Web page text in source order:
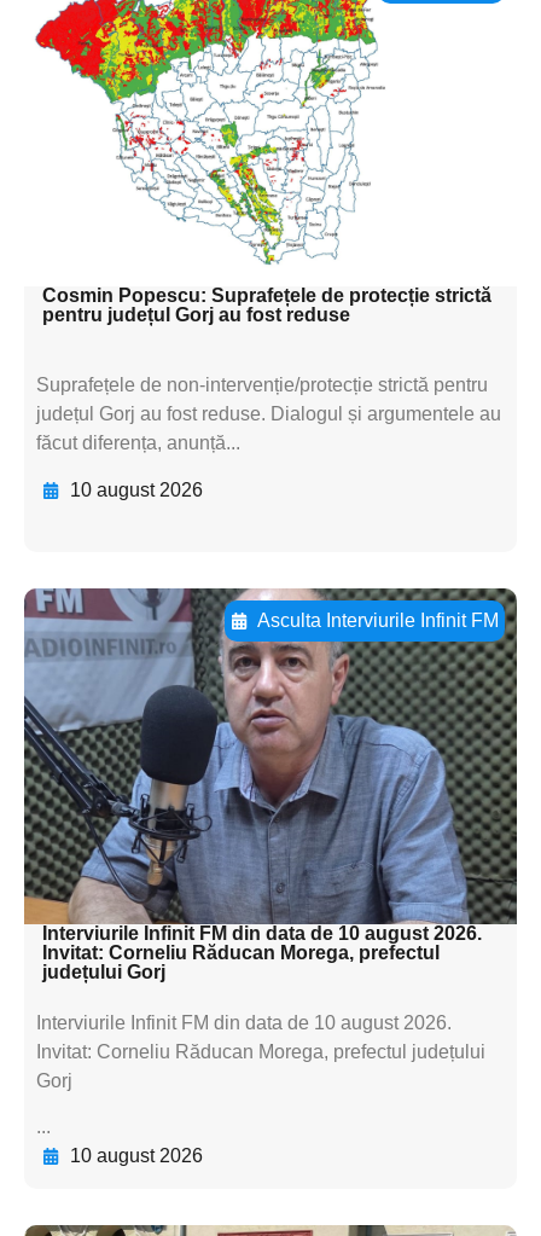
Adaugă aici textul pentru
subtitluAdaugă aici
textul pentru
subtitluAdaugă aici
textul pentru
subtitluAdaugă aici
textul pentru subti
Cosmin Popescu: Suprafețele de protecție strictă
pentru județul Gorj au fost reduse
Suprafețele de non-intervenție/protecție strictă pentru
județul Gorj au fost reduse. Dialogul și argumentele au
făcut diferența, anunță...
10 august 2026
Asculta Interviurile Infinit FM
Adaugă aici textul pentru
subtitluAdaugă aici
textul pentru
subtitluAdaugă aici
textul pentru
subtitluAdaugă aici
textul pentru subti
Interviurile Infinit FM din data de 10 august 2026.
Invitat: Corneliu Răducan Morega, prefectul
județului Gorj
Interviurile Infinit FM din data de 10 august 2026.
Invitat: Corneliu Răducan Morega, prefectul județului
Gorj
...
10 august 2026